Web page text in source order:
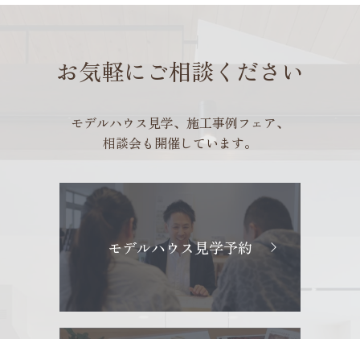
お気軽にご相談ください
モデルハウス見学、施工事例フェア、
相談会も開催しています。
モデルハウス見学予約